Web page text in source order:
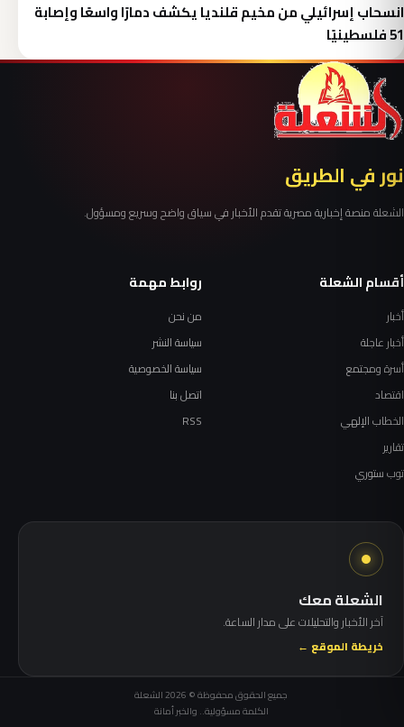
انسحاب إسرائيلي من مخيم قلنديا يكشف دمارًا واسعًا وإصابة
51 فلسطينيًا
نور في الطريق
الشعلة منصة إخبارية مصرية تقدم الأخبار في سياق واضح وسريع ومسؤول.
أقسام الشعلة
أخبار
أخبار عاجلة
أسرة ومجتمع
اقتصاد
الخطاب الإلهي
تقارير
توب ستوري
روابط مهمة
من نحن
سياسة النشر
سياسة الخصوصية
اتصل بنا
RSS
الشعلة معك
آخر الأخبار والتحليلات على مدار الساعة.
خريطة الموقع ←
جميع الحقوق محفوظة © 2026 الشعلة
الكلمة مسؤولية.. والخبر أمانة